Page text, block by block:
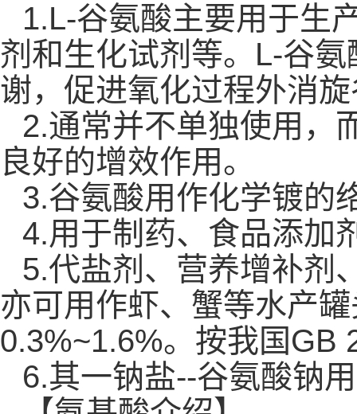
1.L-谷氨酸主要用于生
剂和生化试剂等。L-谷
谢，促进氧化过程外消
2.通常并不单独使用，
良好的增效作用。
3.谷氨酸用作化学镀的
4.用于制药、食品添加
5.代盐剂、营养增补剂
亦可用作虾、蟹等水产
0.3%~1.6%。按我国GB
6.其一钠盐--谷氨酸钠